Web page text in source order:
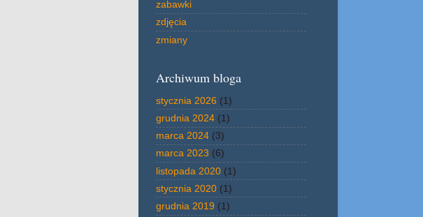
zabawki
zdjęcia
zmiany
Archiwum bloga
stycznia 2026 (1)
grudnia 2024 (1)
marca 2024 (3)
marca 2023 (6)
listopada 2020 (1)
stycznia 2020 (1)
grudnia 2019 (1)